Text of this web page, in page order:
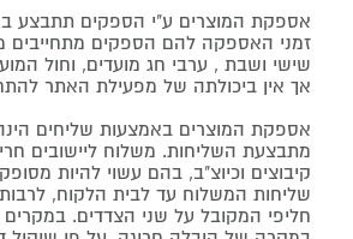
אספקת המוצרים ע"י הספקים תתבצע
זמני האספקה להם הספקים מתחייבים
שישי ושבת , ערבי חג מועדים, וחול
אך אין ביכולתה של מפעילת האתר
אספקת המוצרים באמצעות שליחים
מתבצעת השליחות. משלוח ליישובים
קיבוצים וכיוצ"ב, בהם עשוי להיות
שליחות המשלוח עד לבית הלקוח, לרבות
חליפי המקובל על שני הצדדים.